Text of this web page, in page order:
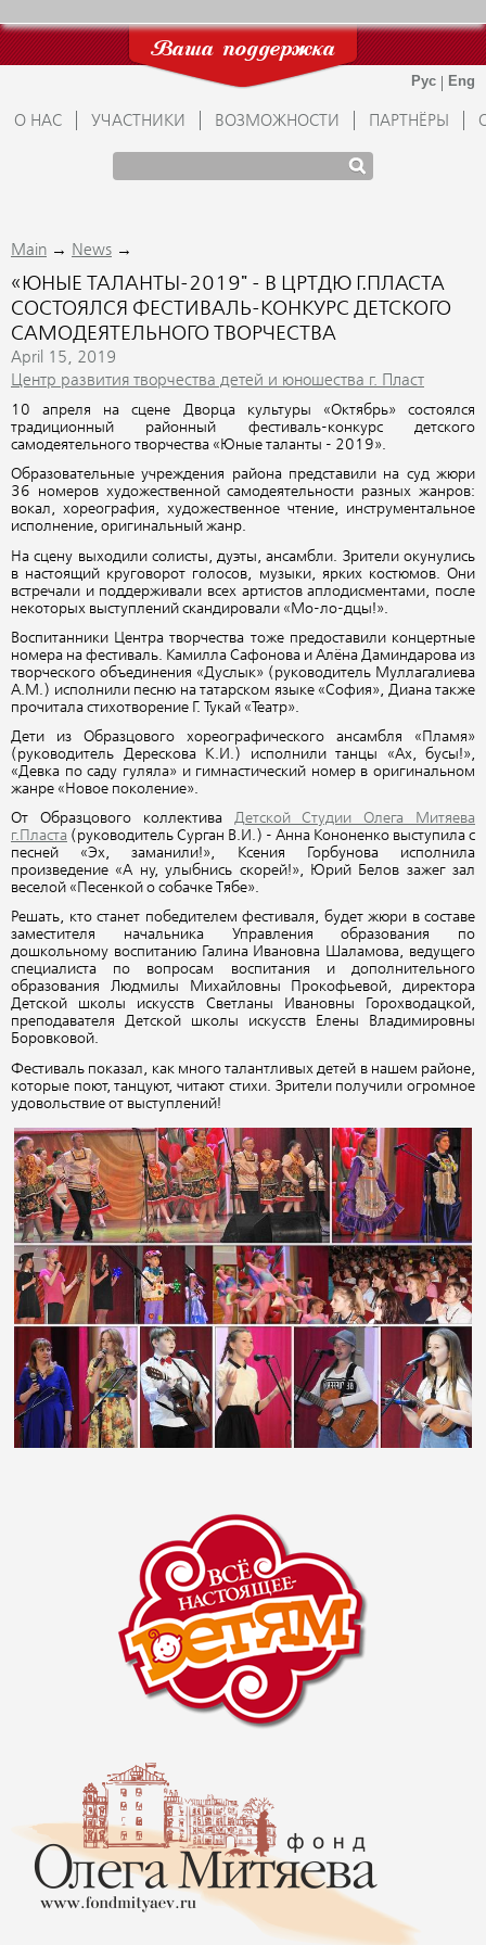
Ваша поддержка
О НАС УЧАСТНИКИ ВОЗМОЖНОСТИ ПАРТНЁРЫ
Main → News →
«ЮНЫЕ ТАЛАНТЫ-2019" - В ЦРТДЮ Г.ПЛАСТА
СОСТОЯЛСЯ ФЕСТИВАЛЬ-КОНКУРС ДЕТСКОГО
САМОДЕЯТЕЛЬНОГО ТВОРЧЕСТВА
April 15, 2019
Центр развития творчества детей и юношества г. Пласт
10 апреля на сцене Дворца культуры «Октябрь» состоялся
традиционный районный фестиваль-конкурс детского
самодеятельного творчества «Юные таланты - 2019».
Образовательные учреждения района представили на суд жюри
36 номеров художественной самодеятельности разных жанров:
вокал, хореография, художественное чтение, инструментальное
исполнение, оригинальный жанр.
На сцену выходили солисты, дуэты, ансамбли. Зрители окунулись
в настоящий круговорот голосов, музыки, ярких костюмов. Они
встречали и поддерживали всех артистов аплодисментами, после
некоторых выступлений скандировали «Мо-ло-дцы!».
Воспитанники Центра творчества тоже предоставили концертные
номера на фестиваль. Камилла Сафонова и Алёна Даминдарова из
творческого объединения «Дуслык» (руководитель Муллагалиева
А.М.) исполнили песню на татарском языке «София», Диана также
прочитала стихотворение Г. Тукай «Театр».
Дети из Образцового хореографического ансамбля «Пламя»
(руководитель Дерескова К.И.) исполнили танцы «Ах, бусы!»,
«Девка по саду гуляла» и гимнастический номер в оригинальном
жанре «Новое поколение».
От Образцового коллектива Детской Студии Олега Митяева
г.Пласта (руководитель Сурган В.И.) - Анна Кононенко выступила с
песней «Эх, заманили!», Ксения Горбунова исполнила
произведение «А ну, улыбнись скорей!», Юрий Белов зажег зал
веселой «Песенкой о собачке Тябе».
Решать, кто станет победителем фестиваля, будет жюри в составе
заместителя начальника Управления образования по
дошкольному воспитанию Галина Ивановна Шаламова, ведущего
специалиста по вопросам воспитания и дополнительного
образования Людмилы Михайловны Прокофьевой, директора
Детской школы искусств Светланы Ивановны Горохводацкой,
преподавателя Детской школы искусств Елены Владимировны
Боровковой.
Фестиваль показал, как много талантливых детей в нашем районе,
которые поют, танцуют, читают стихи. Зрители получили огромное
удовольствие от выступлений!